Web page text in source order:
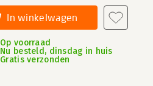
In winkelwagen
Op voorraad
Nu besteld, dinsdag in huis
Gratis verzonden